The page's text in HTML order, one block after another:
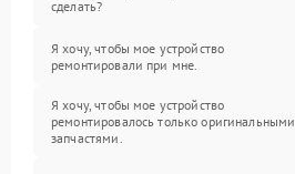
сделать?
Я хочу, чтобы мое устройство
ремонтировали при мне.
Я хочу, чтобы мое устройство
ремонтировалось только оригинальными
запчастями.